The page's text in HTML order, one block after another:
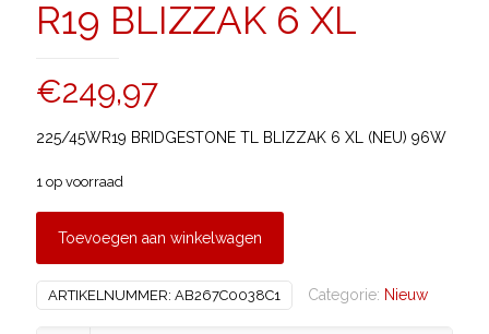
R19 BLIZZAK 6 XL
€249,97
225/45WR19 BRIDGESTONE TL BLIZZAK 6 XL (NEU) 96W
1 op voorraad
Toevoegen aan winkelwagen
ARTIKELNUMMER: AB267C0038C1 Categorie: Nieuw